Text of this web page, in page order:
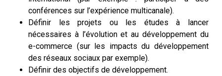
conférences sur l’expérience multicanale).
Définir les projets ou les études à lancer
nécessaires à l’évolution et au développement du
e-commerce (sur les impacts du développement
des réseaux sociaux par exemple).
Définir des objectifs de développement.